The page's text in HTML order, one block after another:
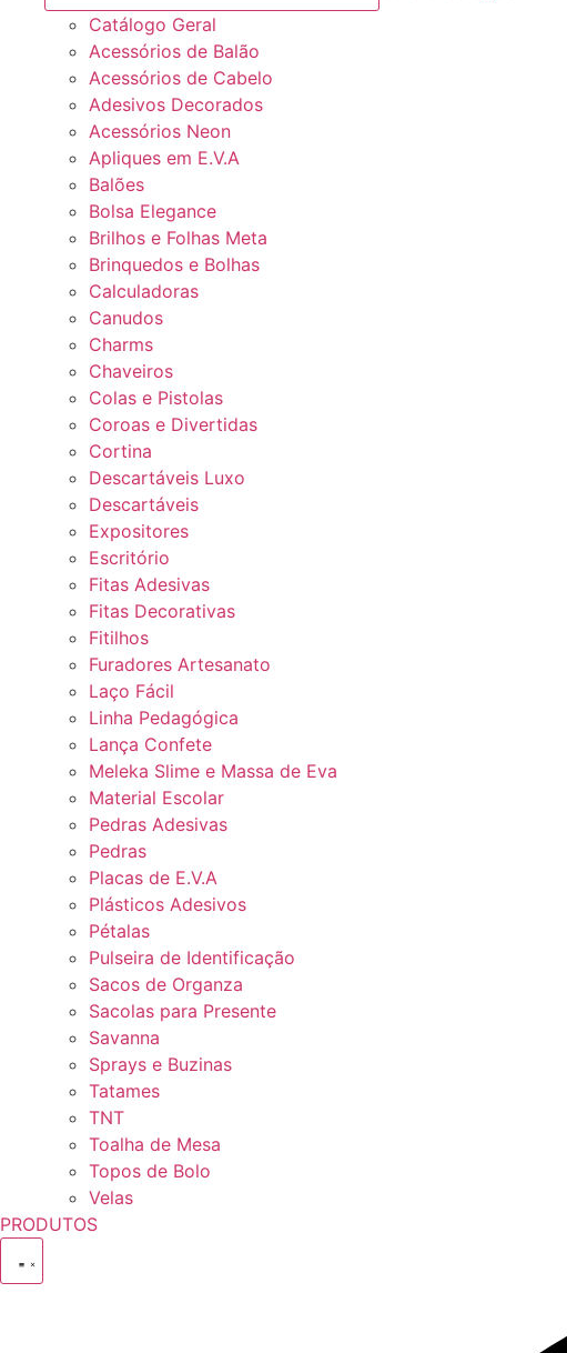
Catálogo Geral
Acessórios de Balão
Acessórios de Cabelo
Adesivos Decorados
Acessórios Neon
Apliques em E.V.A
Balões
Bolsa Elegance
Brilhos e Folhas Meta
Brinquedos e Bolhas
Calculadoras
Canudos
Charms
Chaveiros
Colas e Pistolas
Coroas e Divertidas
Cortina
Descartáveis Luxo
Descartáveis
Expositores
Escritório
Fitas Adesivas
Fitas Decorativas
Fitilhos
Furadores Artesanato
Laço Fácil
Linha Pedagógica
Lança Confete
Meleka Slime e Massa de Eva
Material Escolar
Pedras Adesivas
Pedras
Placas de E.V.A
Plásticos Adesivos
Pétalas
Pulseira de Identificação
Sacos de Organza
Sacolas para Presente
Savanna
Sprays e Buzinas
Tatames
TNT
Toalha de Mesa
Topos de Bolo
Velas
PRODUTOS